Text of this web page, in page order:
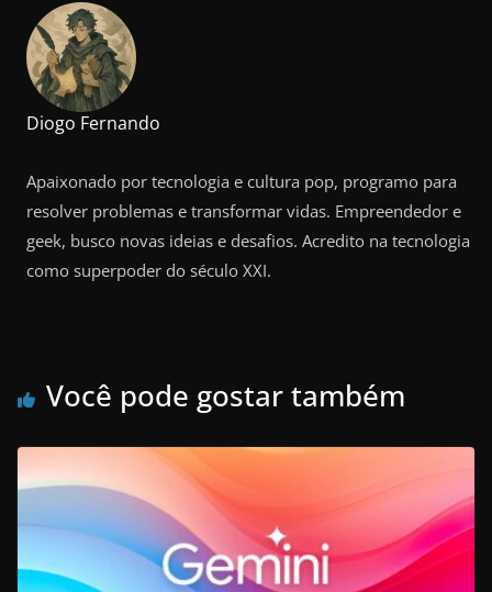
Diogo Fernando
Apaixonado por tecnologia e cultura pop, programo para
resolver problemas e transformar vidas. Empreendedor e
geek, busco novas ideias e desafios. Acredito na tecnologia
como superpoder do século XXI.
Você pode gostar também